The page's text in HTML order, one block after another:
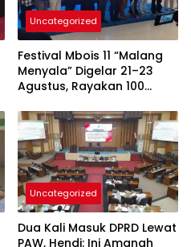
Uncategorized
Festival Mbois 11 “Malang
Menyala” Digelar 21–23
Agustus, Rayakan 100
dan Status UNESCO
Uncategorized
Dua Kali Masuk DPRD Lewat
PAW, Hendi: Ini Amanah